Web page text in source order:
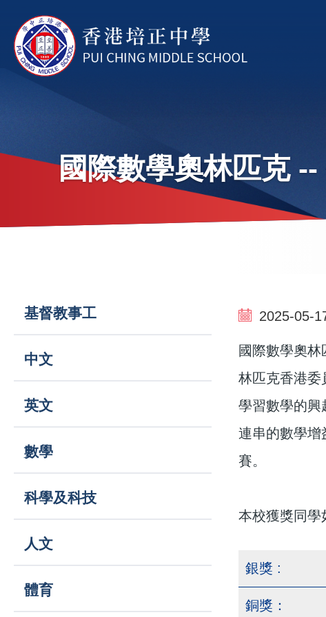
國際數學奧林匹克
結2025-05-
國際數學奧
林匹克香港委
學習數學的興
連串的數學增
賽。
本校獲獎同學
銀獎 :
銅獎：
Main
navigation
基督教事工
中文
英文
數學
科學及科技
人文
體育